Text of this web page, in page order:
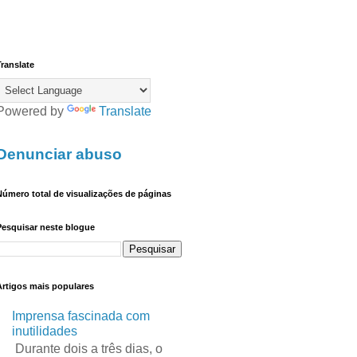
by Translate
abuso
total de visualizações de páginas
neste blogue
mais populares
Imprensa fascinada com
inutilidades
Durante dois a três dias, o